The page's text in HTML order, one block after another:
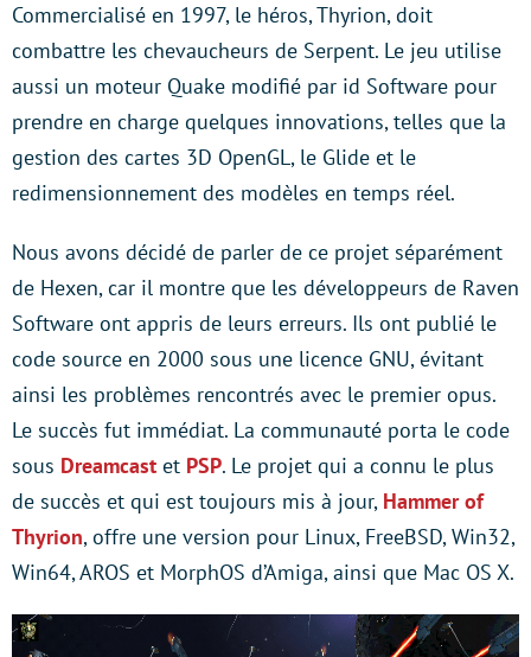
Commercialisé en 1997, le héros, Thyrion, doit
combattre les chevaucheurs de Serpent. Le jeu utilise
aussi un moteur Quake modifié par id Software pour
prendre en charge quelques innovations, telles que la
gestion des cartes 3D OpenGL, le Glide et le
redimensionnement des modèles en temps réel.
Nous avons décidé de parler de ce projet séparément
de Hexen, car il montre que les développeurs de Raven
Software ont appris de leurs erreurs. Ils ont publié le
code source en 2000 sous une licence GNU, évitant
ainsi les problèmes rencontrés avec le premier opus.
Le succès fut immédiat. La communauté porta le code
sous Dreamcast et PSP. Le projet qui a connu le plus
de succès et qui est toujours mis à jour, Hammer of
Thyrion, offre une version pour Linux, FreeBSD, Win32,
Win64, AROS et MorphOS d’Amiga, ainsi que Mac OS X.